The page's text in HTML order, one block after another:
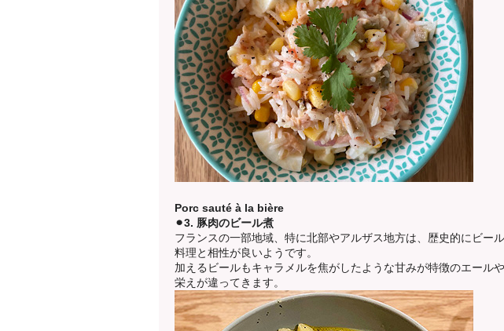
Porc sauté à la bière
⚫︎3. 豚肉のビール煮
フランスの一部地域、特に北部やアルザス地方は、歴史的にビー
料理と相性が良いようです。
加えるビールもキャラメルを焦がしたような甘みが特徴のエール
栄えが違ってきます。